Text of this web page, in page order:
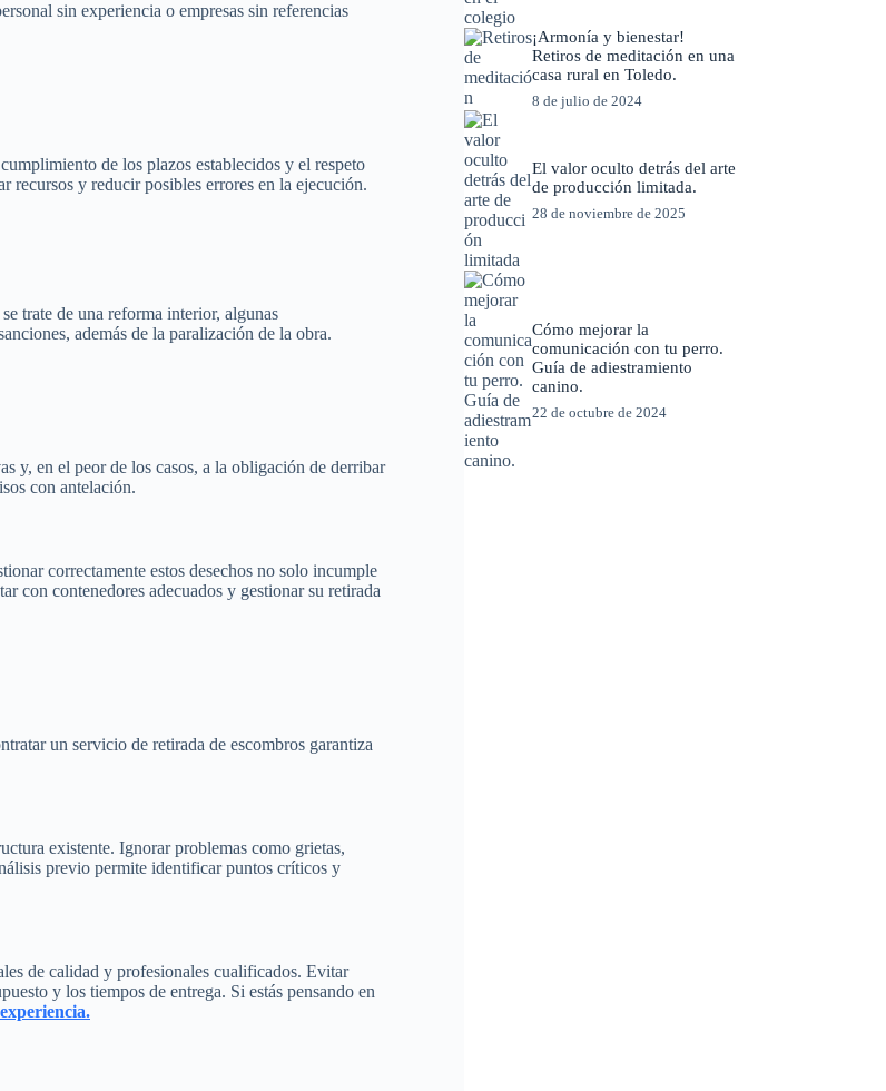
sin experiencia o empresas sin referencias
de los plazos establecidos y el respeto
y reducir posibles errores en la ejecución.
trate de una reforma interior, algunas
además de la paralización de la obra.
y, en el peor de los casos, a la obligación de derribar
con antelación.
correctamente estos desechos no solo incumple
con contenedores adecuados y gestionar su retirada
un servicio de retirada de escombros garantiza
existente. Ignorar problemas como grietas,
previo permite identificar puntos críticos y
de calidad y profesionales cualificados. Evitar
y los tiempos de entrega. Si estás pensando en
¡Armonía y bienestar!
Retiros de meditación en una
casa rural en Toledo.
8 de julio de 2024
El valor oculto detrás del arte
de producción limitada.
28 de noviembre de 2025
Cómo mejorar la
comunicación con tu perro.
Guía de adiestramiento
canino.
22 de octubre de 2024